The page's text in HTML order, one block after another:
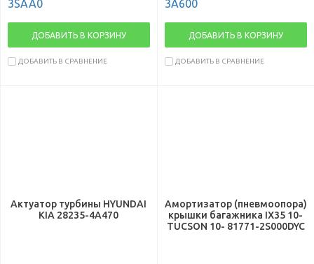
3SAA0
ДОБАВИТЬ В КОРЗИНУ
ДОБАВИТЬ В СРАВНЕНИЕ
3A600
ДОБАВИТЬ В КОРЗИНУ
ДОБАВИТЬ В СРАВНЕНИЕ
Актуатор турбины HYUNDAI
KIA 28235-4A470
Амортизатор (пневмоопора)
крышки багажника IX35 10-
TUCSON 10- 81771-2S000DYC